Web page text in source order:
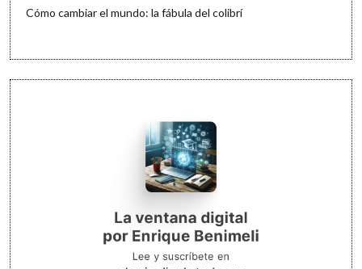
Cómo cambiar el mundo: la fábula del colibrí